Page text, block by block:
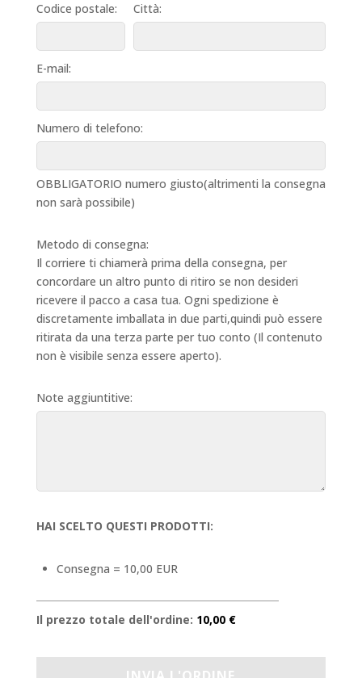
Codice postale: Città:
E-mail:
Numero di telefono:
OBBLIGATORIO numero giusto(altrimenti la consegna
non sarà possibile)
Metodo di consegna:
Il corriere ti chiamerà prima della consegna, per
concordare un altro punto di ritiro se non desideri
ricevere il pacco a casa tua. Ogni spedizione è
discretamente imballata in due parti,quindi può essere
ritirata da una terza parte per tuo conto (Il contenuto
non è visibile senza essere aperto).
Note aggiuntitive:
HAI SCELTO QUESTI PRODOTTI:
Consegna = 10,00 EUR
Il prezzo totale dell'ordine: 10,00 €